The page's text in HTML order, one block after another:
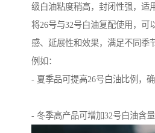
级白油粘度稍高，封闭性强，适
将26号与32号白油复配使用，可
感、延展性和效果，满足不同季
例如：
- 夏季品可提高26号白油比例，确
- 冬季高产品可增加32号白油含